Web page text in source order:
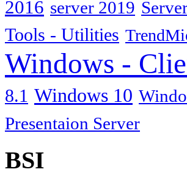
2016 server 2019
Tools - Utilities
Windows -
8.1 Windows 10
Presentaion Server
BSI